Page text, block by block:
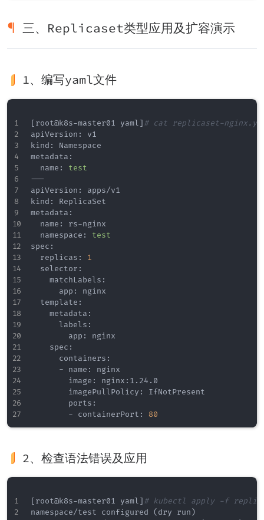
三、Replicaset类型应用及扩容演示
1、编写yaml文件
[root@k8s-master01 yaml]# cat replicaset-
apiVersion: v1
kind: Namespace
metadata:
  name:
test
---
apiVersion: apps/v1
kind: ReplicaSet
metadata:
  name: rs-nginx
  namespace:
test
spec:
  replicas:
1
  selector:
    matchLabels:
      app: nginx
  template:
    metadata:
      labels:
        app: nginx
    spec:
      containers:
      - name: nginx
        image: nginx:1.24.0
        imagePullPolicy: IfNotPresent
        ports:
        - containerPort:
80
2、检查语法错误及应用
[root@k8s-master01 yaml] # kubectl apply -f
namespace/test configured ( dry run )